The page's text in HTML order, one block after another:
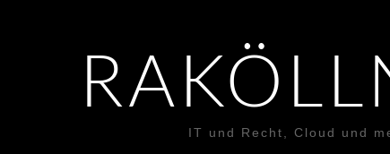
IT und Recht, Cloud und